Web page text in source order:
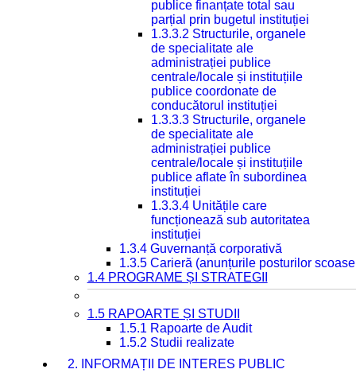
publice finanțate total sau
parțial prin bugetul instituției
1.3.3.2 Structurile, organele
de specialitate ale
administrației publice
centrale/locale și instituțiile
publice coordonate de
conducătorul instituției
1.3.3.3 Structurile, organele
de specialitate ale
administrației publice
centrale/locale și instituțiile
publice aflate în subordinea
instituției
1.3.3.4 Unitățile care
funcționează sub autoritatea
instituției
1.3.4 Guvernanță corporativă
1.3.5 Carieră (anunțurile posturilor
1.4 PROGRAME ȘI STRATEGII
1.5 RAPOARTE ȘI STUDII
1.5.1 Rapoarte de Audit
1.5.2 Studii realizate
2. INFORMAȚII DE INTERES PUBLIC